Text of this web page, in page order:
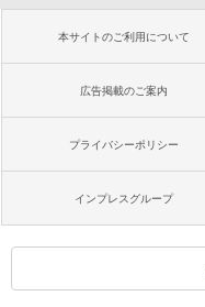
本サイトのご利用について
広告掲載のご案内
プライバシーポリシー
インプレスグループ